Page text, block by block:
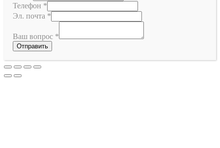
Телефон *
Эл. почта *
Ваш вопрос *
Отправить